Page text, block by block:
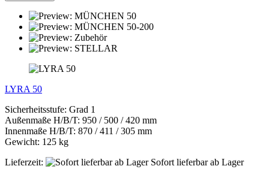
LYRA 50
Sicherheitsstufe: Grad 1
Außenmaße H/B/T: 950 / 500 / 420 mm
Innenmaße H/B/T: 870 / 411 / 305 mm
Gewicht: 125 kg
Lieferzeit:
Sofort lieferbar ab Lager